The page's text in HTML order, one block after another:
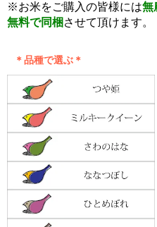
※お米をご購入の皆様には無
無料で同梱 させて頂けます。
＊品種で選ぶ＊